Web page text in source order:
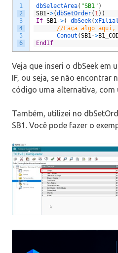
1
2
3
4
5
6
dbSelectArea( "SB1" )
SB1->(dbSetOrder( 1) )
If SB1->( dbSeek(xFilial
//Faça algo aqui,
Conout (SB1->
EndIf
Veja que inseri o dbSeek em
IF, ou seja, se não
código uma alternativa, com
Também, utilizei no
SB1. Você pode fazer o